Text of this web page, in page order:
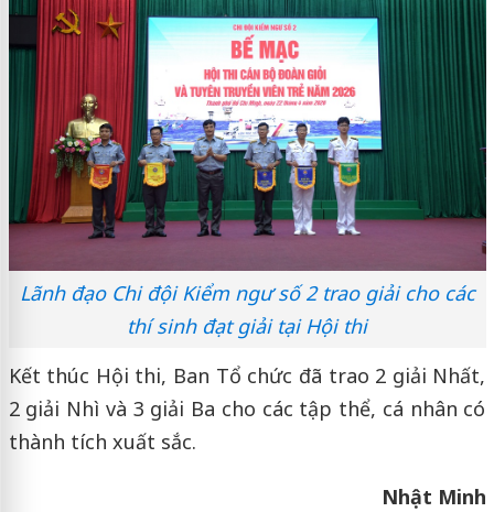
Lãnh đạo Chi đội Kiểm ngư số 2 trao giải cho các
thí sinh đạt giải tại Hội thi
Kết thúc Hội thi, Ban Tổ chức đã trao 2 giải Nhất,
2 giải Nhì và 3 giải Ba cho các tập thể, cá nhân có
thành tích xuất sắc.
Nhật Minh